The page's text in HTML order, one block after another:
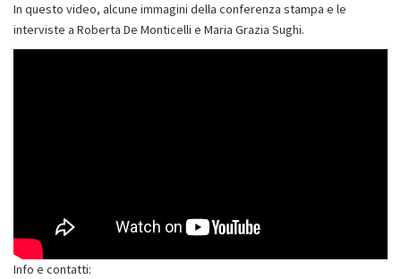
In questo video, alcune immagini della conferenza stampa e le
interviste a Roberta De Monticelli e Maria Grazia Sughi.
Info e contatti: